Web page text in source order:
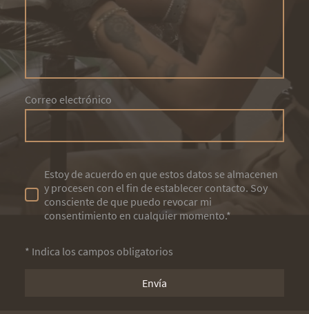
Correo electrónico
Estoy de acuerdo en que estos datos se almacenen
y procesen con el fin de establecer contacto. Soy
consciente de que puedo revocar mi
consentimiento en cualquier momento.*
* Indica los campos obligatorios
Envía